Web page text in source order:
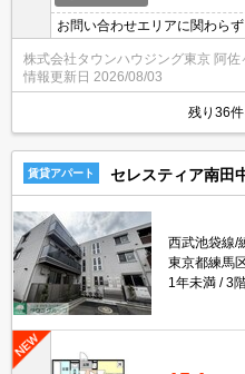
お問い合わせエリアに関わら
介可能です！！迷われている
株式会社タウンハウジング東京 阿佐
情報更新日 2026/08/03
残り36
賃貸アパート セレスティア南田
西武池袋線/
東京都練馬
1年未満
3